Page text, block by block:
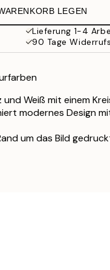
LEGEN
Lieferung 1-4
90 Tage
Weiß mit einem
modernes Design
um das Bild